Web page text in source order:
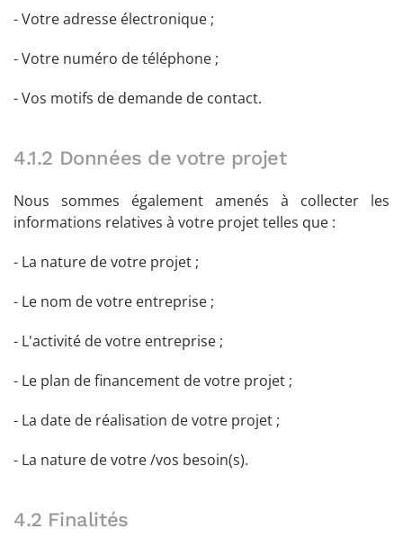
- Votre adresse électronique ;
- Votre numéro de téléphone ;
- Vos motifs de demande de contact.
4.1.2 Données de votre projet
Nous sommes également amenés à collecter les
informations relatives à votre projet telles que :
- La nature de votre projet ;
- Le nom de votre entreprise ;
- L'activité de votre entreprise ;
- Le plan de financement de votre projet ;
- La date de réalisation de votre projet ;
- La nature de votre /vos besoin(s).
4.2 Finalités